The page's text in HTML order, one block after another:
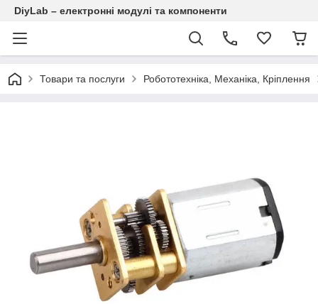
DiyLab – електронні модулі та компоненти
Товари та послуги Робототехніка, Механіка, Кріплення